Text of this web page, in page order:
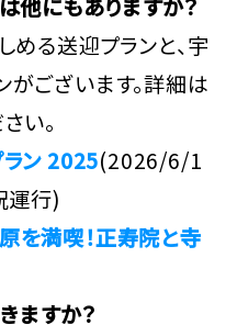
他にもありますか？
る送迎プランと、宇
ございます。詳細は
い。
ン 2025(2026/6/1
運行)
を満喫！正寿院と寺
ますか？